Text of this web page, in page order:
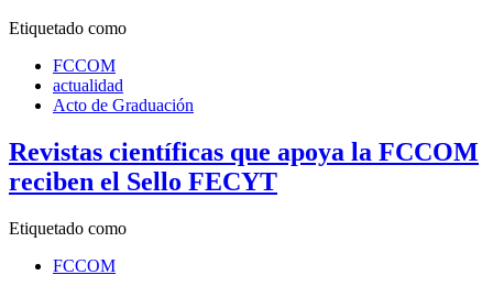
Etiquetado como
FCCOM
actualidad
Acto de Graduación
Revistas científicas que apoya la FCCOM
reciben el Sello FECYT
Etiquetado como
FCCOM